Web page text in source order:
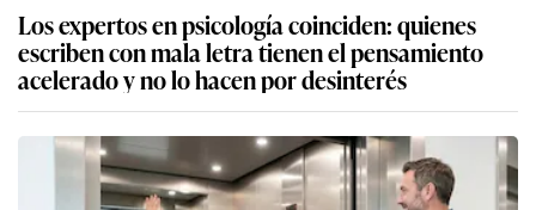
Los expertos en psicología coinciden: quienes
escriben con mala letra tienen el pensamiento
acelerado y no lo hacen por desinterés